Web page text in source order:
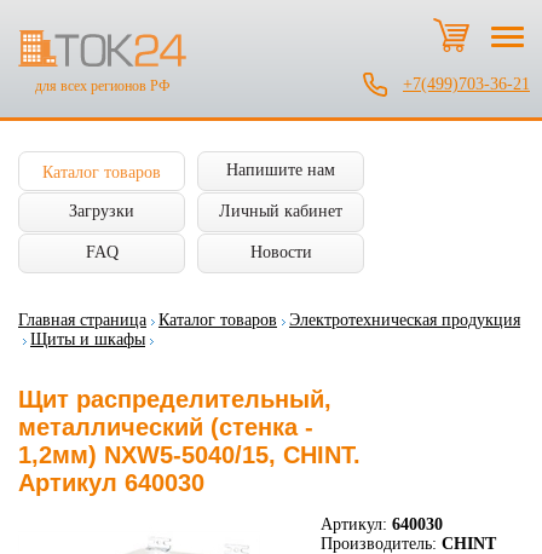
для всех регионов РФ +7(499)703-36-21
Каталог товаров Напишите нам
Загрузки Личный кабинет
FAQ Новости
Главная страница Каталог товаров
Электротехническая продукция
Щиты и шкафы
Щит распределительный,
металлический (стенка -
1,2мм) NXW5-5040/15, CHINT.
Артикул 640030
Артикул: 640030
Производитель: CHINT